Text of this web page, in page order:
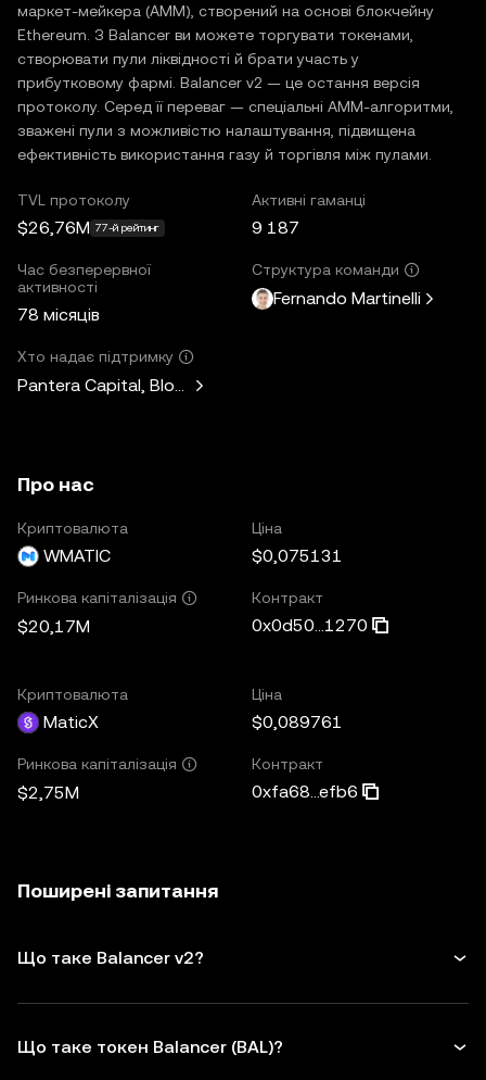
маркет-мейкера (AMM), створений на основі блокчейну
Ethereum. З Balancer ви можете торгувати токенами,
створювати пули ліквідності й брати участь у
прибутковому фармі. Balancer v2 — це остання версія
протоколу. Серед її переваг — спеціальні AMM-алгоритми,
зважені пули з можливістю налаштування, підвищена
ефективність використання газу й торгівля між пулами.
TVL протоколу
$26,76M 77-й рейтинг
Активні гаманці
9 187
Час безперервної
активності
78 місяців
Структура команди
Fernando Martinelli
Хто надає підтримку
Pantera Capital, Blockchain Capital, LongHash Ventures,
Про нас
Криптовалюта
WMATIC
Ціна
$0,075131
Ринкова капіталізація
$20,17M
Контракт
0x0d50...1270
Криптовалюта
MaticX
Ціна
$0,089761
Ринкова капіталізація
$2,75M
Контракт
0xfa68...efb6
Поширені запитання
Що таке Balancer v2?
Що таке токен Balancer (BAL)?